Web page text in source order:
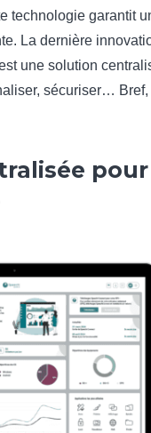
technologie garantit
La dernière
une solution
sécuriser… Bref,